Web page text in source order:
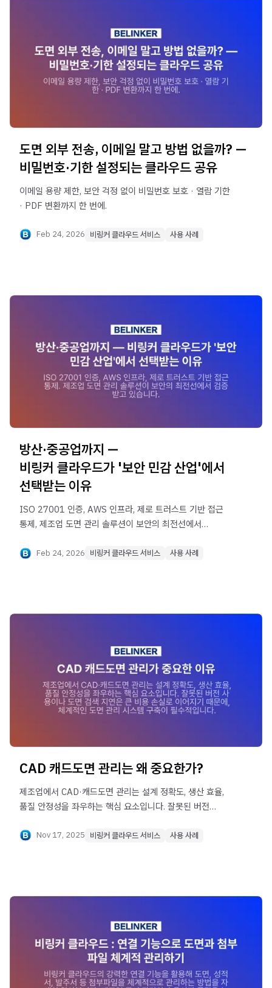
도면 외부 전송, 이메일 말고 방법 없을까? —
비밀번호·기한 설정되는 클라우드 공유
이메일 용량 제한, 보안 걱정 없이 비밀번호 보호 · 열람 기한
· PDF 변환까지 한 번에.
Feb 24, 2026 비링커 클라우드 서비스 사용 사례
방산·중공업까지 —
비링커 클라우드가 '보안 민감 산업'에서
선택받는 이유
ISO 27001 인증, AWS 인프라, 제로 트러스트 기반 접근
통제, 제조업 도면 관리 솔루션이 보안의 최전선에서
Feb 24, 2026 비링커 클라우드 서비스 사용 사례
CAD 캐드도면 관리는 왜 중요한가?
제조업에서 CAD·캐드도면 관리는 설계 정확도, 생산 효율,
품질 안정성을 좌우하는 핵심 요소입니다. 잘못된 버전
체계적인 도면 관리 시스템 구축이 필수적입니다.
Nov 17, 2025 비링커 클라우드 서비스 사용 사례